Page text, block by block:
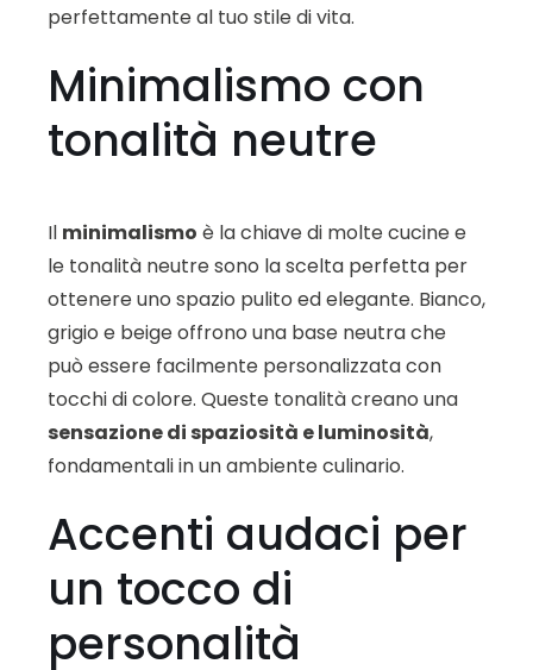
perfettamente al tuo stile di vita.
Minimalismo con
tonalità neutre
Il minimalismo è la chiave di molte cucine e
le tonalità neutre sono la scelta perfetta per
ottenere uno spazio pulito ed elegante. Bianco,
grigio e beige offrono una base neutra che
può essere facilmente personalizzata con
tocchi di colore. Queste tonalità creano una
sensazione di spaziosità e luminosità,
fondamentali in un ambiente culinario.
Accenti audaci per
un tocco di
personalità